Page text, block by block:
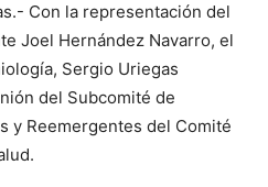
Con la representación del
Joel Hernández Navarro, el
Sergio Uriegas
del Subcomité de
y Reemergentes del Comité